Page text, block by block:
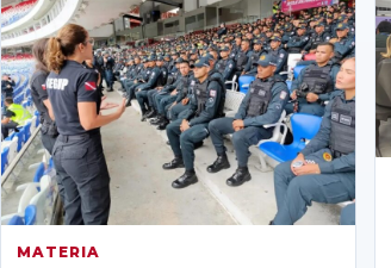
MATERIA